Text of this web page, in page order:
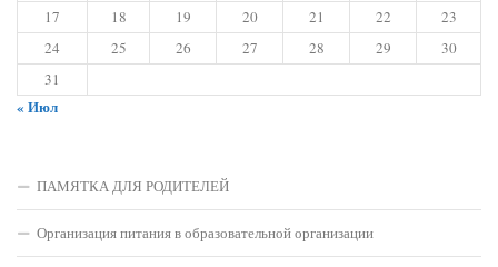
17
18 19 20 21 22
23
24
25 26 27 28 29
30
31
« Июл
ПАМЯТКА ДЛЯ РОДИТЕЛЕЙ
Организация питания в образовательной организации